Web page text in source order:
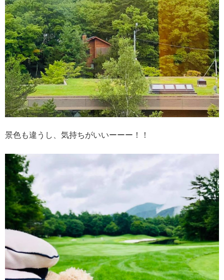
景色も違うし、気持ちがいいーーー！！